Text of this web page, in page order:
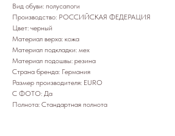
Вид обуви: полусапоги
Производство: РОССИЙСКАЯ ФЕДЕРАЦИЯ
Цвет: черный
Материал верха: кожа
Материал подкладки: мех
Материал подошвы: резина
Страна бренда: Германия
Размер производителя: EURO
С ФОТО: Да
Полнота: Стандартная полнота